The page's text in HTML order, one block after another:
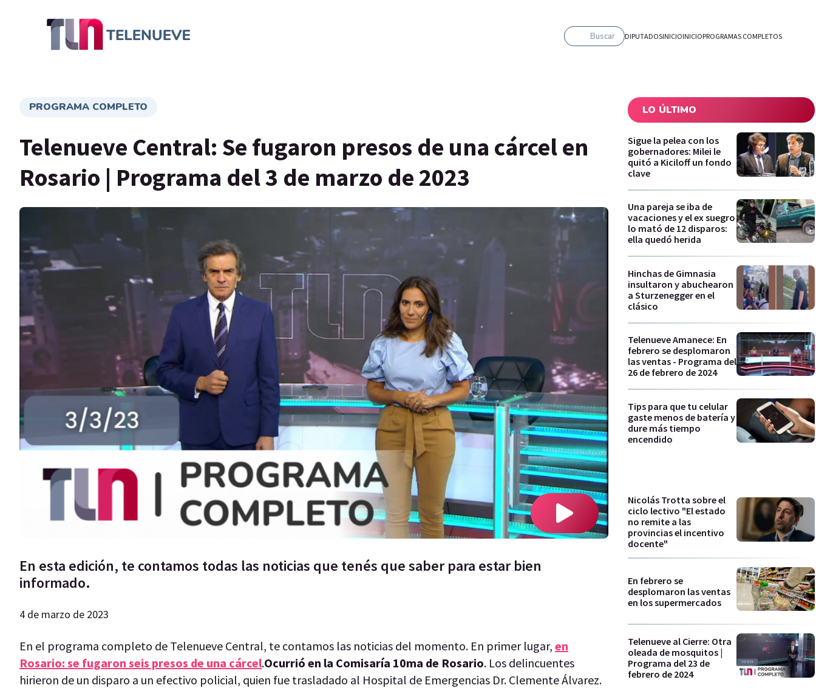
Buscar DIPUTADOSINICIOINICIOPROGRAMAS COMPLETOS
PROGRAMA COMPLETO
Telenueve Central: Se fugaron presos de una cárcel en
Rosario | Programa del 3 de marzo de 2023
En esta edición, te contamos todas las noticias que tenés que saber para estar bien
informado.
4 de marzo de 2023
En el programa completo de Telenueve Central, te contamos las noticias del momento. En primer lugar, en
Rosario: se fugaron seis presos de una cárcel.Ocurrió en la Comisaría 10ma de Rosario. Los delincuentes
hirieron de un disparo a un efectivo policial, quien fue trasladado al Hospital de Emergencias Dr. Clemente Álvarez.
LO ÚLTIMO
Sigue la pelea con los
gobernadores: Milei le
quitó a Kiciloff un fondo
clave
Una pareja se iba de
vacaciones y el ex suegro
lo mató de 12 disparos:
ella quedó herida
Hinchas de Gimnasia
insultaron y abuchearon
a Sturzenegger en el
clásico
Telenueve Amanece: En
febrero se desplomaron
las ventas - Programa del
26 de febrero de 2024
Tips para que tu celular
gaste menos de batería y
dure más tiempo
encendido
Nicolás Trotta sobre el
ciclo lectivo "El estado
no remite a las
provincias el incentivo
docente"
En febrero se
desplomaron las ventas
en los supermercados
Telenueve al Cierre: Otra
oleada de mosquitos |
Programa del 23 de
febrero de 2024